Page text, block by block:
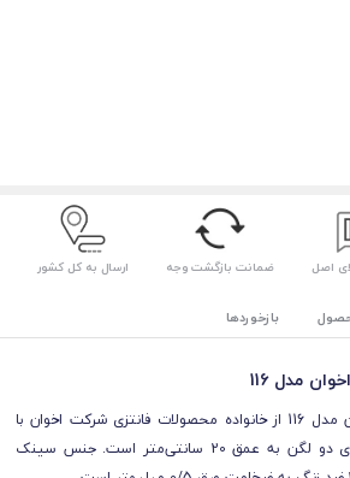
اصل ضمانت بازگشت وجه ارسال به کل کشور
بازخوردها
مدل 116
سینک ظرفشویی روکار اخوان مدل 116 از خانواده محصولات فانتزی شرکت اخوان با
20 سانتی‌متر
است. جنس سینک